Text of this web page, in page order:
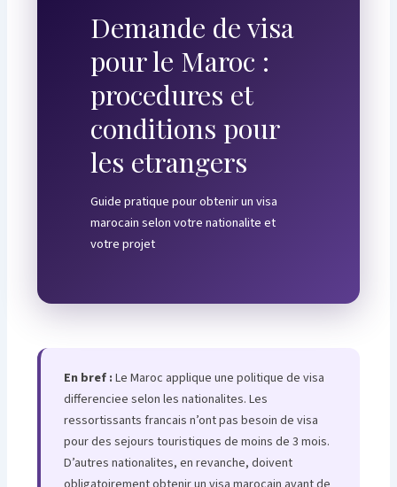
Demande de visa
pour le Maroc :
procedures et
conditions pour
les etrangers
Guide pratique pour obtenir un visa
marocain selon votre nationalite et
votre projet
En bref : Le Maroc applique une politique de visa
differenciee selon les nationalites. Les
ressortissants francais n’ont pas besoin de visa
pour des sejours touristiques de moins de 3 mois.
D’autres nationalites, en revanche, doivent